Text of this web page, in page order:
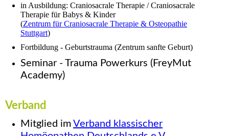
in Ausbildung: Craniosacrale Therapie / Craniosacrale
Therapie für Babys & Kinder
(Zentrum für Craniosacrale Therapie & Osteopathie
Stuttgart)
Fortbildung - Geburtstrauma (Zentrum sanfte Geburt)
Seminar - Trauma Powerkurs (FreyMut
Academy)
Verband
Mitglied im Verband klassischer